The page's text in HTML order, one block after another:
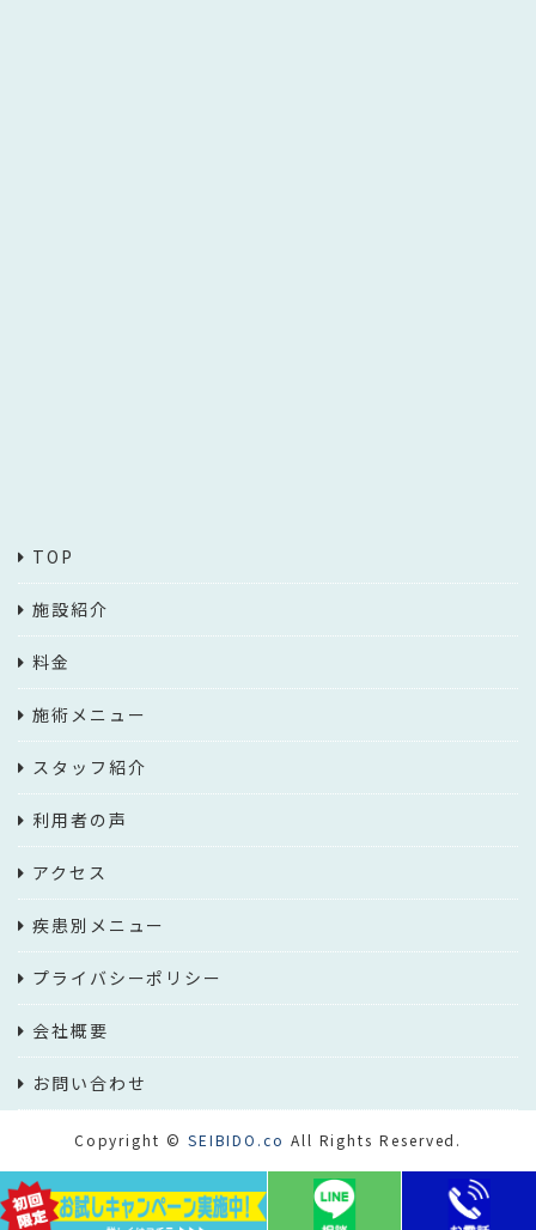
TOP
施設紹介
料金
施術メニュー
スタッフ紹介
利用者の声
アクセス
疾患別メニュー
プライバシーポリシー
会社概要
お問い合わせ
Copyright © SEIBIDO.co All Rights Reserved.